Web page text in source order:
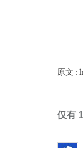
原文 :
仅有